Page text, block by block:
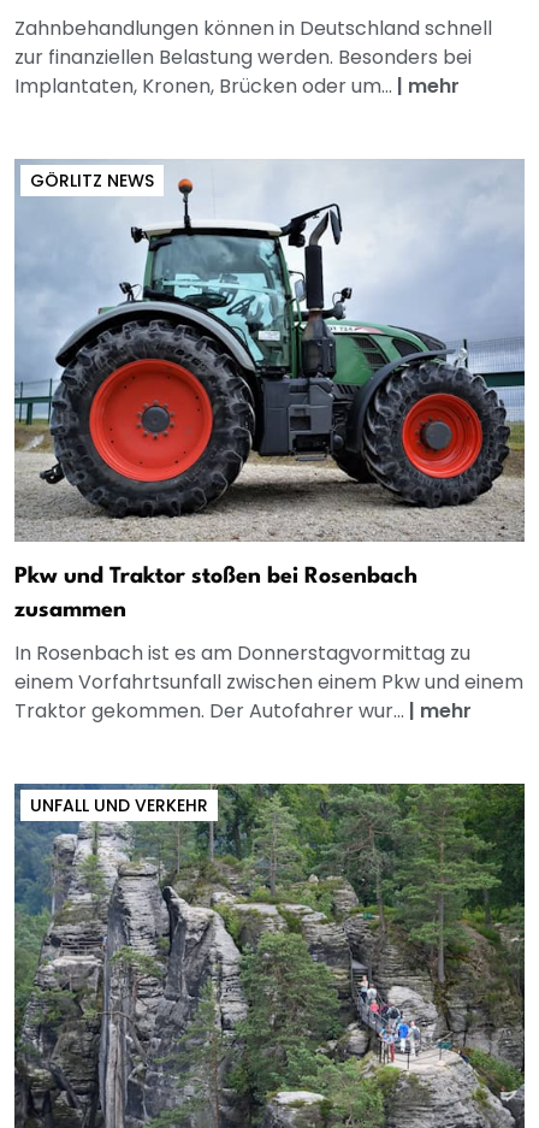
Zahnbehandlungen können in Deutschland schnell
zur finanziellen Belastung werden. Besonders bei
Implantaten, Kronen, Brücken oder um... | mehr
GÖRLITZ NEWS
Pkw und Traktor stoßen bei Rosenbach
zusammen
In Rosenbach ist es am Donnerstagvormittag zu
einem Vorfahrtsunfall zwischen einem Pkw und einem
Traktor gekommen. Der Autofahrer wur... | mehr
UNFALL UND VERKEHR